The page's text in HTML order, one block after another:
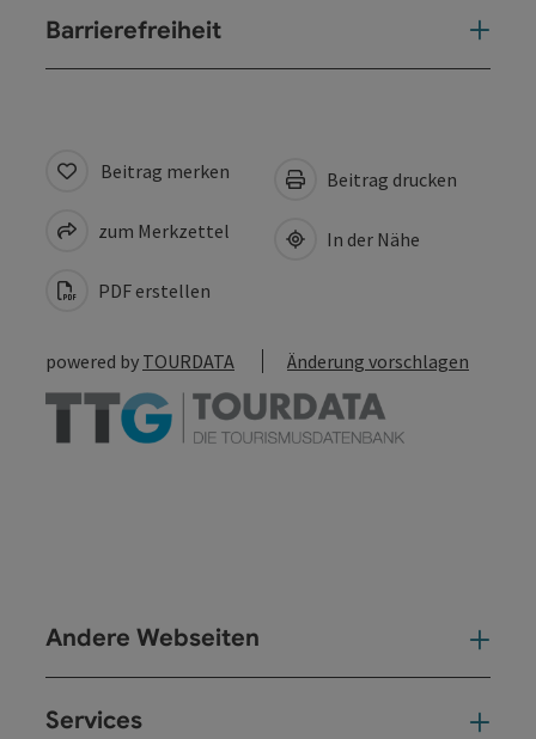
Barrierefreiheit
Beitrag merken
zum Merkzettel
PDF erstellen
Beitrag drucken
In der Nähe
powered by TOURDATA Änderung vorschlagen
Andere Webseiten
Services